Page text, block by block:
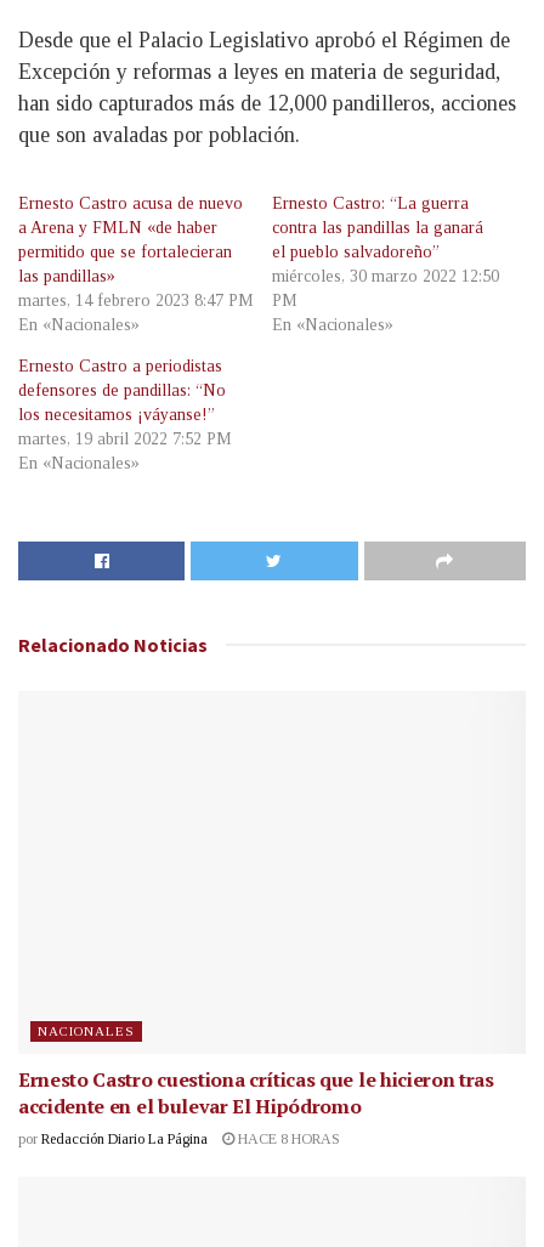
Desde que el Palacio Legislativo aprobó el Régimen de
Excepción y reformas a leyes en materia de seguridad,
han sido capturados más de 12,000 pandilleros, acciones
que son avaladas por población.
Ernesto Castro acusa de nuevo
a Arena y FMLN «de haber
permitido que se fortalecieran
las pandillas»
martes, 14 febrero 2023 8:47 PM
En «Nacionales»
Ernesto Castro: “La guerra
contra las pandillas la ganará
el pueblo salvadoreño”
miércoles, 30 marzo 2022 12:50
PM
En «Nacionales»
Ernesto Castro a periodistas
defensores de pandillas: “No
los necesitamos ¡váyanse!”
martes, 19 abril 2022 7:52 PM
En «Nacionales»
Relacionado Noticias
NACIONALES
Ernesto Castro cuestiona críticas que le hicieron tras
accidente en el bulevar El Hipódromo
por Redacción Diario La Página HACE 8 HORAS